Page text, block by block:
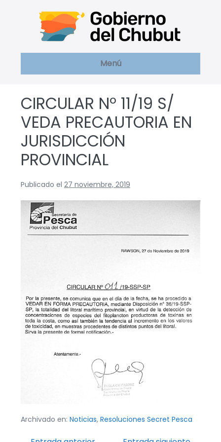
Menú
CIRCULAR Nº 11/19 S/
VEDA PRECAUTORIA EN
JURISDICCIÓN
PROVINCIAL
Publicado el 27 noviembre, 2019
Archivado en: Noticias, Resoluciones Secret Pesca